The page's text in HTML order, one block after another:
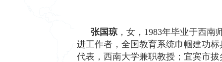
张国琼 ，女，1983年毕业于西
进工作者，全国教育系统巾帼建功
代表，西南大学兼职教授；宜宾市